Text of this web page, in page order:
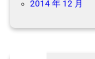
2014 年 12 月